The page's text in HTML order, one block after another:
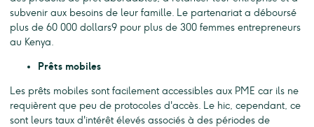
subvenir aux besoins de leur famille. Le partenariat a déboursé
plus de 60 000 dollars9 pour plus de 300 femmes entrepreneurs
au Kenya.
Prêts mobiles
Les prêts mobiles sont facilement accessibles aux PME car ils ne
requièrent que peu de protocoles d'accès. Le hic, cependant, ce
sont leurs taux d'intérêt élevés associés à des périodes de